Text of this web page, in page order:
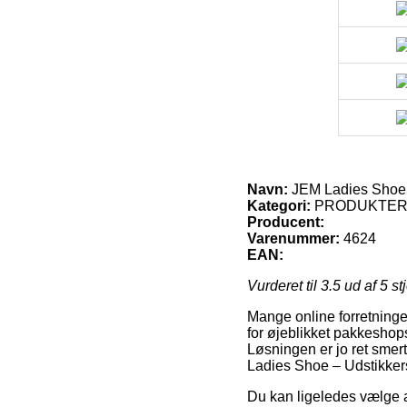
Navn: JEM Ladies
Kategori: PRODUKTER
Producent:
Varenummer: 4624
EAN:
Vurderet til 3.5 ud af 5
Mange online
for øjeblikket
Løsningen er jo ret
Ladies Shoe –
Du kan ligeledes vælge